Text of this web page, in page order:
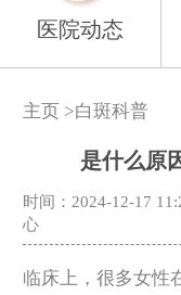
医院动态
主页 >白斑科普
是什么原
时间：2024-12-17
心
临床上，很多女性